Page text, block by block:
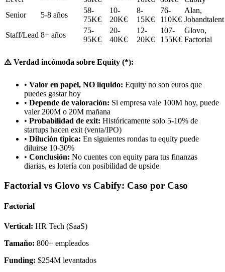
Senior
5-8 años
58-
75K€
10-
20K€
8-
15K€
76-
110K€
Alan,
Jobandtalent
Staff/Lead 8+ años
75-
95K€
20-
40K€
12-
20K€
107-
155K€
Glovo,
Factorial
⚠️ Verdad incómoda sobre Equity (*):
• Valor en papel, NO líquido: Equity no son euros que
puedes gastar hoy
• Depende de valoración: Si empresa vale 100M hoy, puede
valer 200M o 20M mañana
• Probabilidad de exit: Históricamente solo 5-10% de
startups hacen exit (venta/IPO)
• Dilución típica: En siguientes rondas tu equity puede
diluirse 10-30%
• Conclusión: No cuentes con equity para tus finanzas
diarias, es lotería con posibilidad de upside
Factorial vs Glovo vs Cabify: Caso por Caso
Factorial
Vertical: HR Tech (SaaS)
Tamaño: 800+ empleados
Funding: $254M levantados